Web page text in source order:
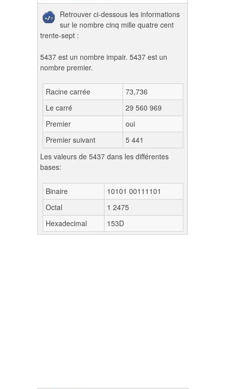
Retrouver ci-dessous les informations
sur le nombre cinq mille quatre cent
trente-sept :
5437 est un nombre impair. 5437 est un
nombre premier.
Racine carrée
73,736
Le carré
29 560 969
Premier
oui
Premier suivant
5 441
Les valeurs de 5437 dans les différentes
bases:
Binaire
10101 00111101
Octal
1 2475
Hexadecimal
153D